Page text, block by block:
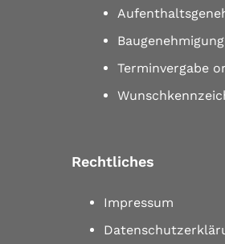
Baugenehmigung
Terminvergabe
Rechtliches
Impressum